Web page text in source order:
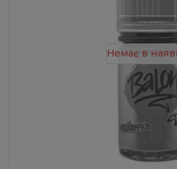
Немає в